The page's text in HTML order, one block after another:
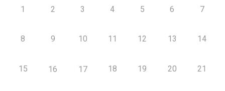
1 2 3 4 5 6 7
8 9 10 11 12 13 14
15 16 17 18 19 20 21